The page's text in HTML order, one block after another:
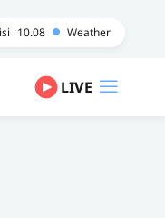
10.08 Weather
LIVE